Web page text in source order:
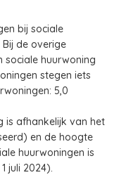
bij sociale
de overige
sociale huurwoning
stegen iets
5,0
is afhankelijk van het
en de hoogte
huurwoningen is
juli 2024).